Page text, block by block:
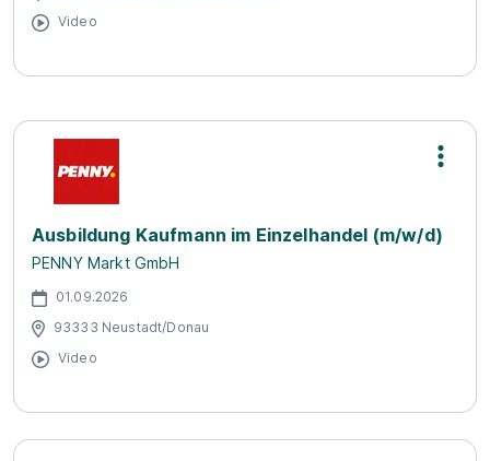
Video
Ausbildung Kaufmann im Einzelhandel (m/w/d)
PENNY Markt GmbH
01.09.2026
93333 Neustadt/Donau
Video